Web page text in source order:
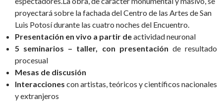
proyectará sobre la fachada del Centro de las Artes de San
Luis Potosí durante las cuatro noches del Encuentro.
Presentación en vivo a partir deactividad neuronal
5 seminarios – taller, con presentación de resultado
procesual
Mesas de discusión
Interacciones con artistas, teóricos y científicos nacionales
y extranjeros